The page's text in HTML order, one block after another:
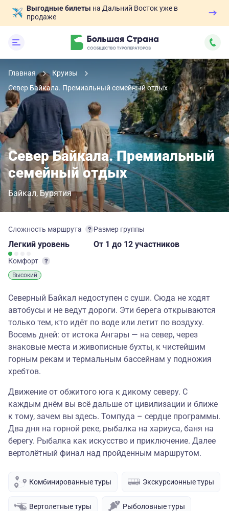
Выгодные билеты на Дальний Восток уже в
продаже
Главная
Круизы
Север Байкала. Премиальный семейный отдых
Север Байкала. Премиальный
семейный отдых
Байкал Бурятия
Сложность маршрута
Легкий уровень
Комфорт
Высокий
Размер группы
От 1 до 12 участников
Северный Байкал недоступен с суши. Сюда не ходят
автобусы и не ведут дороги. Эти берега открываются
только тем, кто идёт по воде или летит по воздуху.
Восемь дней: от истока Ангары — на север, через
знаковые места и живописные бухты, к чистейшим
горным рекам и термальным бассейнам у подножия
хребтов.
Движение от обжитого юга к дикому северу. С
каждым днём вы всё дальше от цивилизации и ближе
к тому, зачем вы здесь. Томпуда – сердце программы.
Два дня на горной реке, рыбалка на хариуса, баня на
берегу. Рыбалка как искусство и приключение. Далее
вертолётный финал над пройденным маршрутом.
Комбинированные туры Экскурсионные туры
Вертолетные туры Рыболовные туры